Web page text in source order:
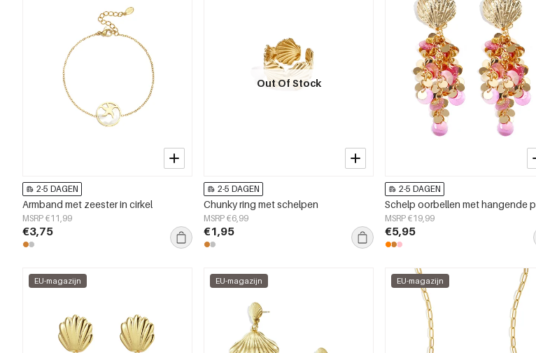
2-5 DAGEN
Armband met zeester in cirkel
MSRP €11,99
€3,75
Out Of Stock
2-5 DAGEN
Chunky ring met schelpen
MSRP €6,99
€1,95
2-5 DAGEN
MSRP €19,99
€5,95
EU-magazijn EU-magazijn EU-magazijn